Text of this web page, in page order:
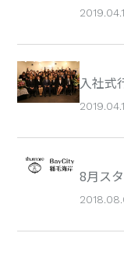
入社式
8月ス